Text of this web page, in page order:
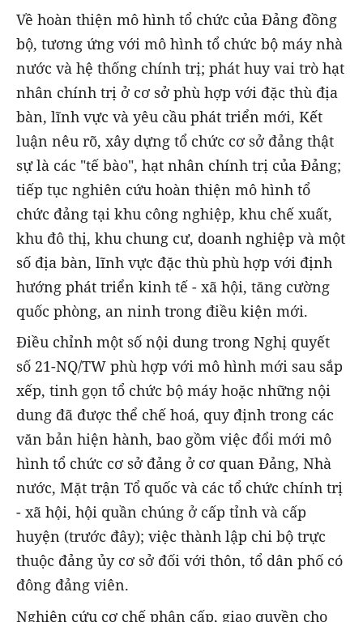
Về hoàn thiện mô hình tổ chức của Đảng đồng
bộ, tương ứng với mô hình tổ chức bộ máy nhà
nước và hệ thống chính trị; phát huy vai trò hạt
nhân chính trị ở cơ sở phù hợp với đặc thù địa
bàn, lĩnh vực và yêu cầu phát triển mới, Kết
luận nêu rõ, xây dựng tổ chức cơ sở đảng thật
sự là các "tế bào", hạt nhân chính trị của Đảng;
tiếp tục nghiên cứu hoàn thiện mô hình tổ
chức đảng tại khu công nghiệp, khu chế xuất,
khu đô thị, khu chung cư, doanh nghiệp và một
số địa bàn, lĩnh vực đặc thù phù hợp với định
hướng phát triển kinh tế - xã hội, tăng cường
quốc phòng, an ninh trong điều kiện mới.
Điều chỉnh một số nội dung trong Nghị quyết
số 21-NQ/TW phù hợp với mô hình mới sau sắp
xếp, tinh gọn tổ chức bộ máy hoặc những nội
dung đã được thể chế hoá, quy định trong các
văn bản hiện hành, bao gồm việc đổi mới mô
hình tổ chức cơ sở đảng ở cơ quan Đảng, Nhà
nước, Mặt trận Tổ quốc và các tổ chức chính trị
- xã hội, hội quần chúng ở cấp tỉnh và cấp
huyện (trước đây); việc thành lập chi bộ trực
thuộc đảng ủy cơ sở đối với thôn, tổ dân phố có
đông đảng viên.
Nghiên cứu cơ chế phân cấp, giao quyền cho